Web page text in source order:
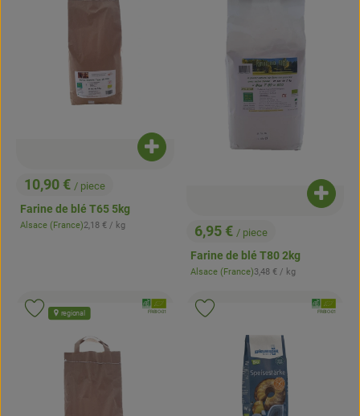
, Prix:
10,90 € / piece
Farine de blé T65 5kg
, Origine:
Alsace (France), Prix de référence:
2,18 € / kg
Ajouter le produit au panier
, Prix:
6,95 € / piece
Farine de blé T80 2kg
, Origine:
Alsace (France), Prix de référence:
3,48 € / kg
, Association:
, Autorité de contrôle:
FR-BIO-01
regional
Ajouter le produit aux favoris
, , Autorité de contrôle:
FR-BIO-01
Ajouter le produit aux favoris